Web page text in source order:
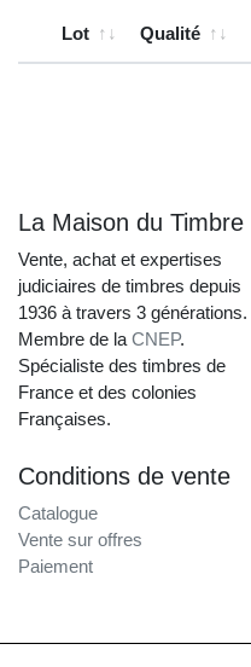
Lot Qualité
La Maison du Timbre
Vente, achat et expertises
judiciaires de timbres depuis
1936 à travers 3 générations.
Membre de la CNEP.
Spécialiste des timbres de
France et des colonies
Françaises.
Conditions de vente
Catalogue
Vente sur offres
Paiement